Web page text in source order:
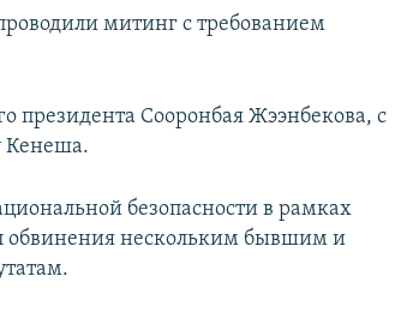
митинг с требованием
президента Сооронбая Жээнбекова, с
Кенеша.
безопасности в рамках
обвинения нескольким бывшим и